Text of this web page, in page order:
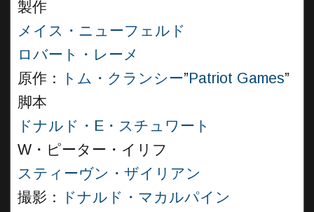
製作
メイス・ニューフェルド
ロバート・レーメ
原作：
トム・クランシー”Patriot Games”
脚本
ドナルド・E・スチュワート
W・ピーター・イリフ
スティーヴン・ザイリアン
撮影：
ドナルド・マカルパイン